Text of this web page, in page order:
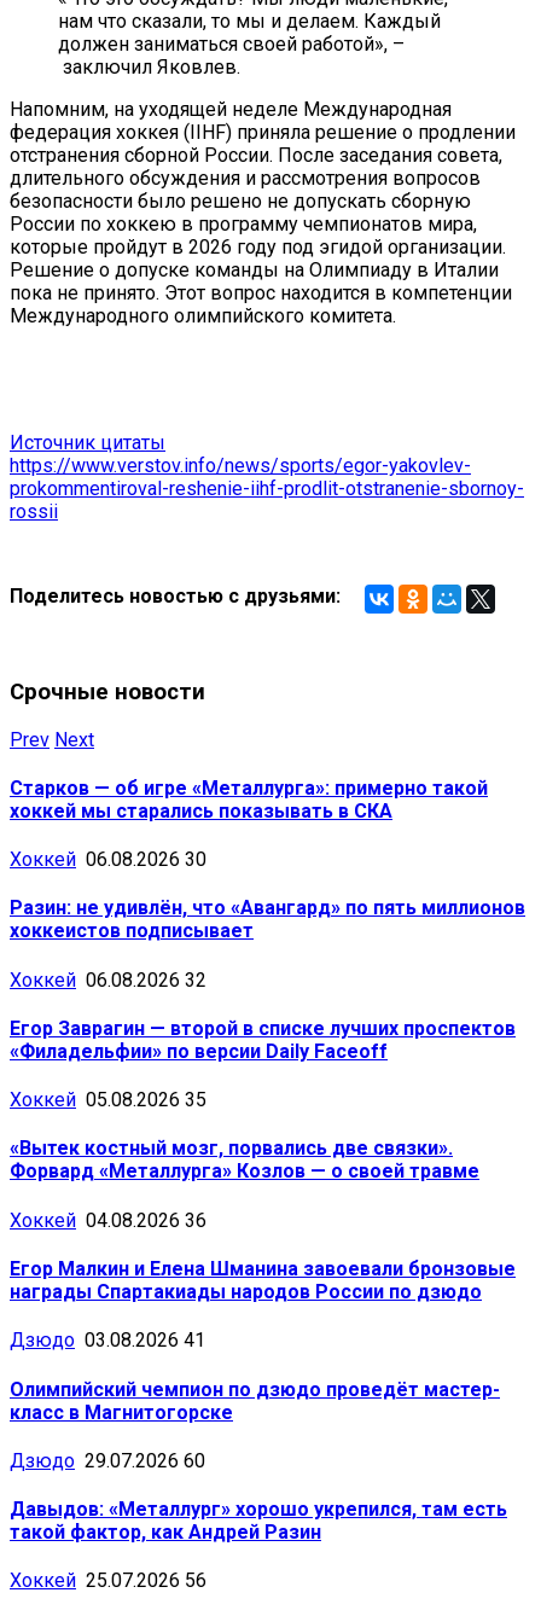
нам что сказали, то мы и делаем. Каждый
должен заниматься своей работой», –
заключил Яковлев.
Напомним, на уходящей неделе Международная
федерация хоккея (IIHF) приняла решение о продлении
отстранения сборной России. После заседания совета,
длительного обсуждения и рассмотрения вопросов
безопасности было решено не допускать сборную
России по хоккею в программу чемпионатов мира,
которые пройдут в 2026 году под эгидой организации.
Решение о допуске команды на Олимпиаду в Италии
пока не принято. Этот вопрос находится в компетенции
Международного олимпийского комитета.
Источник цитаты
https://www.verstov.info/news/sports/egor-yakovlev-
prokommentiroval-reshenie-iihf-prodlit-otstranenie-sbornoy-
rossii
Поделитесь новостью с друзьями:
Срочные новости
Prev Next
Старков — об игре «Металлурга»: примерно такой
хоккей мы старались показывать в СКА
Хоккей 06.08.2026 30
Разин: не удивлён, что «Авангард» по пять миллионов
хоккеистов подписывает
Хоккей 06.08.2026 32
Егор Заврагин — второй в списке лучших проспектов
«Филадельфии» по версии Daily Faceoff
Хоккей 05.08.2026 35
«Вытек костный мозг, порвались две связки».
Форвард «Металлурга» Козлов — о своей травме
Хоккей 04.08.2026 36
Егор Малкин и Елена Шманина завоевали бронзовые
награды Спартакиады народов России по дзюдо
Дзюдо 03.08.2026 41
Олимпийский чемпион по дзюдо проведёт мастер-
класс в Магнитогорске
Дзюдо 29.07.2026 60
Давыдов: «Металлург» хорошо укрепился, там есть
такой фактор, как Андрей Разин
Хоккей 25.07.2026 56